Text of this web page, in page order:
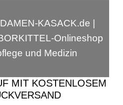
KASACK.de |
Onlineshop
und Medizin
MIT KOSTENLOSEM